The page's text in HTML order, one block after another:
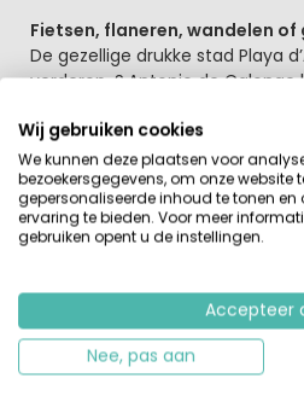
Fietsen, flaneren, wandelen of
De gezellige drukke stad Playa
verderop, S.Antonio de Calonge
Allebei leuk om een gezellig
flaneren. In deze regio zijn ook
van de fietsroutes begint in het
´Aro en is zeker de moeite
Nou ligt op een kleine 20
is fantastisch aangelegd boven
In de regio en de directe
doen: Het kasteel Benedormiens
Wij gebruiken cookies
We kunnen deze plaatsen voor
bezoekersgegevens, om onze website
gepersonaliseerde inhoud te tonen
ervaring te bieden. Voor meer
gebruiken opent u de instellingen.
Accepteer
Nee, pas aan